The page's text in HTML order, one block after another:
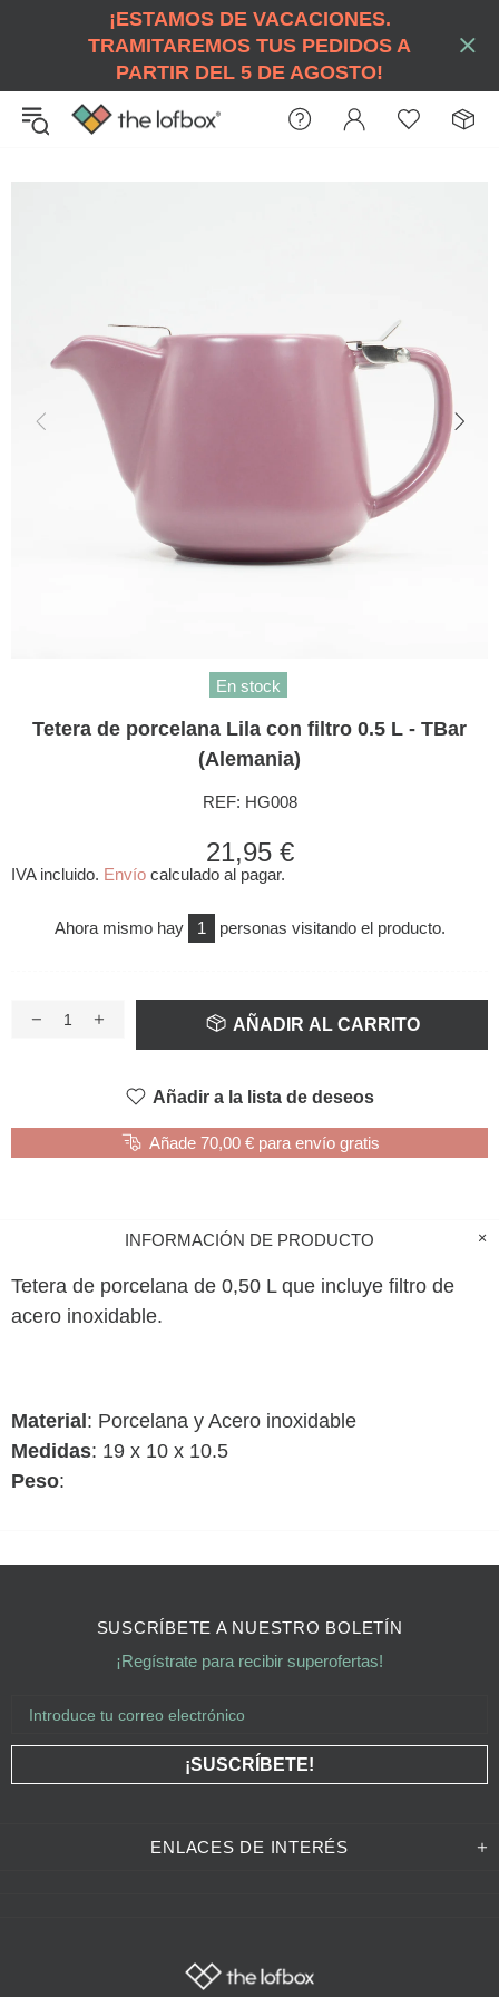
¡ESTAMOS DE VACACIONES.
TRAMITAREMOS TUS PEDIDOS A
PARTIR DEL 5 DE AGOSTO!
En stock
Tetera de porcelana Lila con filtro 0.5 L - TBar
(Alemania)
REF: HG008
21,95 €
IVA incluido. Envío calculado al pagar.
Ahora mismo hay 1 personas visitando el producto.
AÑADIR AL CARRITO
Añadir a la lista de deseos
Añade 70,00 € para envío gratis
INFORMACIÓN DE PRODUCTO
Tetera de porcelana de 0,50 L que incluye filtro de
acero inoxidable.
Material : Porcelana y Acero inoxidable
Medidas: 19 x 10 x 10.5
Peso:
ENLACES DE INTERÉS
SUSCRÍBETE A NUESTRO BOLETÍN
¡Regístrate para recibir superofertas!